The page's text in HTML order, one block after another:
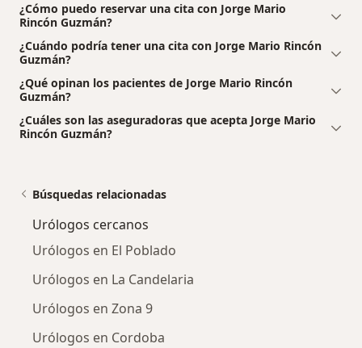
¿Cómo puedo reservar una cita con Jorge Mario
Rincón Guzmán?
¿Cuándo podría tener una cita con Jorge Mario Rincón
Guzmán?
¿Qué opinan los pacientes de Jorge Mario Rincón
Guzmán?
¿Cuáles son las aseguradoras que acepta Jorge Mario
Rincón Guzmán?
Búsquedas relacionadas
Urólogos cercanos
Urólogos en El Poblado
Urólogos en La Candelaria
Urólogos en Zona 9
Urólogos en Cordoba